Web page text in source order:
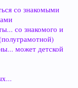
со знакомыми
со знакомого и
может детской